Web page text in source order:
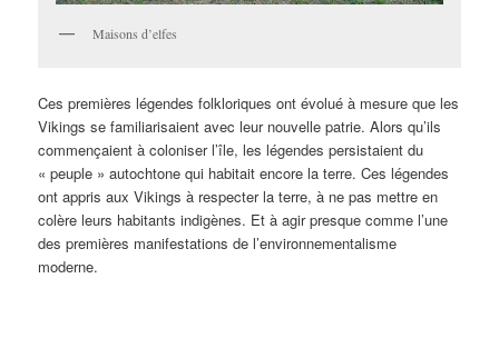
Maisons d’elfes
Ces premières légendes folkloriques ont évolué à mesure que les
Vikings se familiarisaient avec leur nouvelle patrie. Alors qu’ils
commençaient à coloniser l’île, les légendes persistaient du
« peuple » autochtone qui habitait encore la terre. Ces légendes
ont appris aux Vikings à respecter la terre, à ne pas mettre en
colère leurs habitants indigènes. Et à agir presque comme l’une
des premières manifestations de l’environnementalisme
moderne.